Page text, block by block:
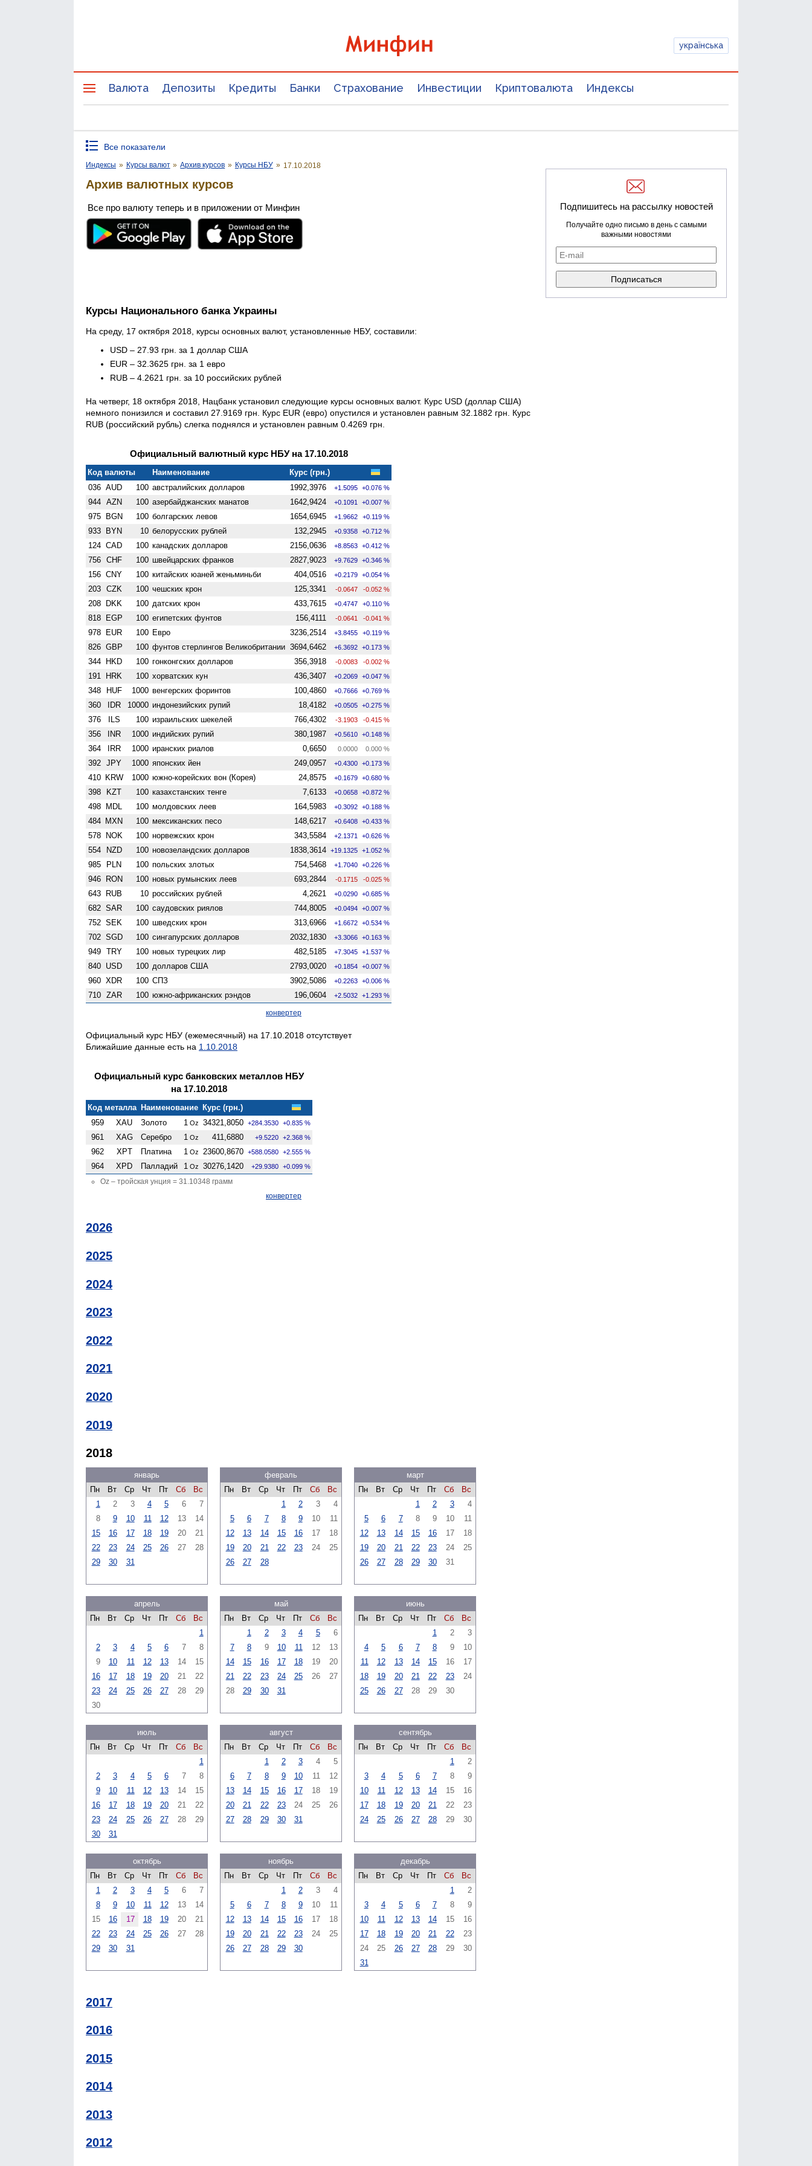
українська
Валюта Депозиты Кредиты Банки Страхование Инвестиции Криптовалюта Индексы
Все показатели
Индексы » Курсы валют » Архив курсов » Курсы НБУ » 17.10.2018
Архив валютных курсов
Все про валюту теперь и в приложении от Минфин
Курсы Национального банка Украины
На среду, 17 октября 2018, курсы основных валют, установленные НБУ, составили:
USD – 27.93 грн. за 1 доллар США
EUR – 32.3625 грн. за 1 евро
RUB – 4.2621 грн. за 10 российских рублей
На четверг, 18 октября 2018, Нацбанк установил следующие курсы основных валют. Курс USD (доллар США)
немного понизился и составил 27.9169 грн. Курс EUR (евро) опустился и установлен равным 32.1882 грн. Курс
RUB (российский рубль) слегка поднялся и установлен равным 0.4269 грн.
Официальный валютный курс НБУ на 17.10.2018
Код валюты Наименование
Курс (грн.)
036 AUD 100 австралийских долларов 1992,3976 +1.5095 +0.076 %
944 AZN 100 азербайджанских манатов 1642,9424 +0.1091 +0.007 %
975 BGN 100 болгарских левов 1654,6945 +1.9662 +0.119 %
933 BYN 10 белорусских рублей 132,2945 +0.9358 +0.712 %
124 CAD 100 канадских долларов 2156,0636 +8.8563 +0.412 %
756 CHF 100 швейцарских франков 2827,9023 +9.7629 +0.346 %
156 CNY 100 китайских юаней женьминьби 404,0516 +0.2179 +0.054 %
203 CZK 100 чешских крон 125,3341 -0.0647 -0.052 %
208 DKK 100 датских крон 433,7615 +0.4747 +0.110 %
818 EGP 100 египетских фунтов 156,4111 -0.0641 -0.041 %
978 EUR 100 Евро 3236,2514 +3.8455 +0.119 %
826 GBP 100 фунтов стерлингов Велико­британии 3694,6462 +6.3692 +0.173 %
344 HKD 100 гонконгских долларов 356,3918 -0.0083 -0.002 %
191 HRK 100 хорватских кун 436,3407 +0.2069 +0.047 %
348 HUF 1000 венгерских форинтов 100,4860 +0.7666 +0.769 %
360 IDR 10000 индонезийских рупий 18,4182 +0.0505 +0.275 %
376 ILS 100 израильских шекелей 766,4302 -3.1903 -0.415 %
356 INR 1000 индийских рупий 380,1987 +0.5610 +0.148 %
364 IRR 1000 иранских риалов 0,6650 0.0000 0.000 %
392 JPY 1000 японских йен 249,0957 +0.4300 +0.173 %
410 KRW 1000 южно-корейских вон (Корея) 24,8575 +0.1679 +0.680 %
398 KZT 100 казахстанских тенге 7,6133 +0.0658 +0.872 %
498 MDL 100 молдовских леев 164,5983 +0.3092 +0.188 %
484 MXN 100 мексиканских песо 148,6217 +0.6408 +0.433 %
578 NOK 100 норвежских крон 343,5584 +2.1371 +0.626 %
554 NZD 100 ново­зеландских долларов 1838,3614 +19.1325 +1.052 %
985 PLN 100 польских злотых 754,5468 +1.7040 +0.226 %
946 RON 100 новых румынских леев 693,2844 -0.1715 -0.025 %
643 RUB 10 российских рублей 4,2621 +0.0290 +0.685 %
682 SAR 100 саудовских риялов 744,8005 +0.0494 +0.007 %
752 SEK 100 шведских крон 313,6966 +1.6672 +0.534 %
702 SGD 100 сингапурских долларов 2032,1830 +3.3066 +0.163 %
949 TRY 100 новых турецких лир 482,5185 +7.3045 +1.537 %
840 USD 100 долларов США 2793,0020 +0.1854 +0.007 %
960 XDR 100 СПЗ 3902,5086 +0.2263 +0.006 %
710 ZAR 100 южно-африканских рэндов 196,0604 +2.5032 +1.293 %
конвертер
Официальный курс НБУ (ежемесячный) на 17.10.2018 отсутствует
Ближайшие данные есть на 1.10.2018
Официальный курс банковских металлов НБУ
на 17.10.2018
Код металла Наименование Курс (грн.)
959
XAU Золото 1 Oz 34321,8050 +284.3530 +0.835 %
961 XAG Серебро 1 Oz 411,6880 +9.5220 +2.368 %
962 XPT Платина 1 Oz 23600,8670 +588.0580 +2.555 %
964 XPD Палладий 1 Oz 30276,1420 +29.9380 +0.099 %
Oz – тройская унция = 31.10348 грамм
конвертер
2026
2025
2024
2023
2022
2021
2020
2019
2018
январь
Пн
Вт Ср Чт Пт Сб
Вс
1
2 3 4 5 6
7
8
9 10 11 12 13
14
15
16 17 18 19 20
21
22
23 24 25 26 27
28
29
30 31
февраль
Пн
Вт Ср Чт Пт Сб
Вс
1
2 3
4
5
6 7 8 9 10
11
12
13 14 15 16 17
18
19
20 21 22 23 24
25
26
27 28
март
Пн
Вт Ср Чт Пт Сб
Вс
1
2 3
4
5
6 7 8 9 10
11
12
13 14 15 16 17
18
19
20 21 22 23 24
25
26
27 28 29 30 31
апрель
Пн
Вт Ср Чт Пт Сб
Вс
1
2
3 4 5 6 7
8
9
10 11 12 13 14
15
16
17 18 19 20 21
22
23
24 25 26 27 28
29
30
май
Пн
Вт Ср Чт Пт Сб
Вс
1
2 3 4 5
6
7
8 9 10 11 12
13
14
15 16 17 18 19
20
21
22 23 24 25 26
27
28
29 30 31
июнь
Пн
Вт Ср Чт Пт Сб
Вс
1
2
3
4
5 6 7 8 9
10
11
12 13 14 15 16
17
18
19 20 21 22 23
24
25
26 27 28 29 30
июль
Пн
Вт Ср Чт Пт Сб
Вс
1
2
3 4 5 6 7
8
9
10 11 12 13 14
15
16
17 18 19 20 21
22
23
24 25 26 27 28
29
30
31
август
Пн
Вт Ср Чт Пт Сб
Вс
1
2 3 4
5
6
7 8 9 10 11
12
13
14 15 16 17 18
19
20
21 22 23 24 25
26
27
28 29 30 31
сентябрь
Пн
Вт Ср Чт Пт Сб
Вс
1
2
3
4 5 6 7 8
9
10
11 12 13 14 15
16
17
18 19 20 21 22
23
24
25 26 27 28 29 30
октябрь
Пн
Вт Ср Чт Пт Сб
Вс
1
2 3 4 5 6
7
8
9 10 11 12 13
14
15
16 17 18 19 20
21
22
23 24 25 26 27
28
29
30 31
ноябрь
Пн
Вт Ср Чт Пт Сб
Вс
1
2 3
4
5
6 7 8 9 10
11
12
13 14 15 16 17
18
19
20 21 22 23 24
25
26
27 28 29 30
декабрь
Пн
Вт Ср Чт Пт Сб
Вс
1
2
3
4 5 6 7 8
9
10
11 12 13 14 15
16
17
18 19 20 21 22
23
24
25 26 27 28 29
30
31
2017
2016
2015
2014
2013
2012
Подпишитесь на рассылку новостей
Получайте одно письмо в день с самыми
важными новостями